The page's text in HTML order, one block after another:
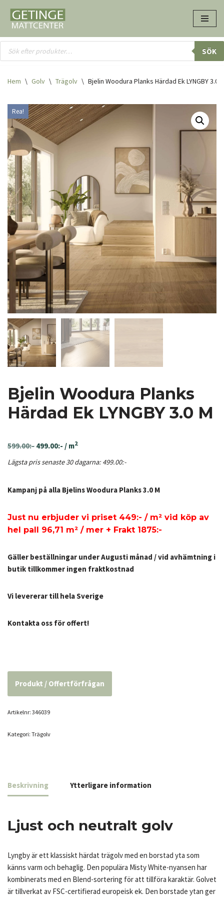
Hoppa
till
innehåll
SÖK
Hem \ Golv \ Trägolv \ Bjelin Woodura Planks Härdad Ek LYNGBY 3.0
Rea!
Bjelin Woodura Planks
Härdad Ek LYNGBY 3.0 M
599.00:- 499.00:- / m2
Lägsta pris senaste 30 dagarna: 499.00:-
Kampanj på alla Bjelins Woodura Planks 3.0 M
Just nu erbjuder vi priset 449:- / m² vid köp av
hel pall 96,71 m² / mer + Frakt 1875:-
Gäller beställningar under Augusti månad / vid avhämtning i
butik tillkommer ingen fraktkostnad
Vi levererar till hela Sverige
Kontakta oss för offert!
Produkt / Offertförfrågan
Artikelnr: 346039
Kategori: Trägolv
Beskrivning Ytterligare information
Ljust och neutralt golv
Lyngby är ett klassiskt härdat trägolv med en borstad yta som
känns varm och behaglig. Den populära Misty White-nyansen har
kombinerats med en Blend-sortering för att tillföra karaktär. Golvet
är tillverkat av FSC-certifierad europeisk ek. Den borstade ytan ger